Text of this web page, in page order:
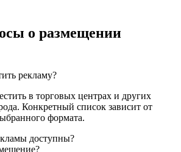
о размещении
рекламу?
в торговых центрах и других
Конкретный список зависит от
формата.
доступны?